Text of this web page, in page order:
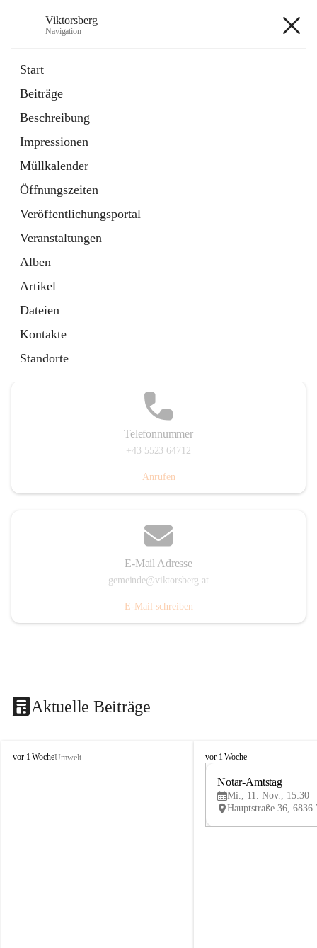
Viktorsberg
Navigation
Start
Beiträge
Beschreibung
Impressionen
Müllkalender
Öffnungszeiten
Veröffentlichungsportal
Veranstaltungen
Alben
Artikel
Dateien
Kontakte
Standorte
1 Schnellzugriff
Bürgerservice
10 Schnellzugriffe
Telefonnummer
+43 5523 64712
Anrufen
E-Mail Adresse
gemeinde@viktorsberg.at
E-Mail schreiben
Aktuelle Beiträge
V
vor 1 WocheUmwelt
V
vor 1 Woche
Notar-Amtstag
Mi., 11. Nov., 15:30